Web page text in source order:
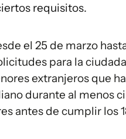
requisitos.
el 25 de marzo
para la
extranjeros que
durante al menos
antes de cumplir los